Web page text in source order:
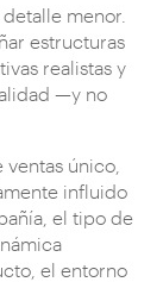
menor.
estructuras
realistas y
—y no
único,
influido
el tipo de
el entorno